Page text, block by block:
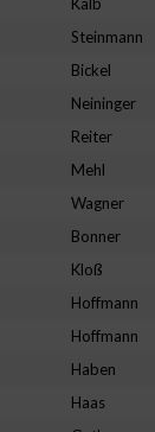
Steinmann
Bickel
Neininger
Reiter
Mehl
Wagner
Bonner
Kloß
Hoffmann
Hoffmann
Haben
Haas